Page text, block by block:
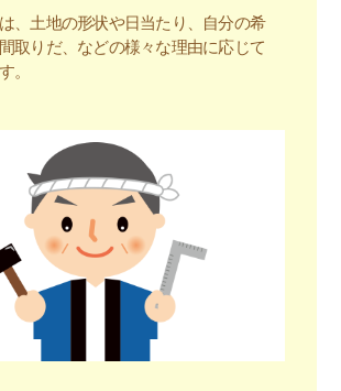
、土地の形状や日当たり、自分の希
取りだ、などの様々な理由に応じて
。